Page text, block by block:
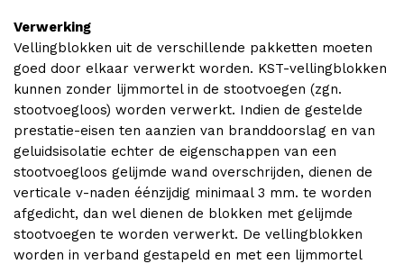
Verwerking
Vellingblokken uit de verschillende pakketten moeten
goed door elkaar verwerkt worden. KST-vellingblokken
kunnen zonder lijmmortel in de stootvoegen (zgn.
stootvoegloos) worden verwerkt. Indien de gestelde
prestatie-eisen ten aanzien van branddoorslag en van
geluidsisolatie echter de eigenschappen van een
stootvoegloos gelijmde wand overschrijden, dienen de
verticale v-naden éénzijdig minimaal 3 mm. te worden
afgedicht, dan wel dienen de blokken met gelijmde
stootvoegen te worden verwerkt. De vellingblokken
worden in verband gestapeld en met een lijmmortel